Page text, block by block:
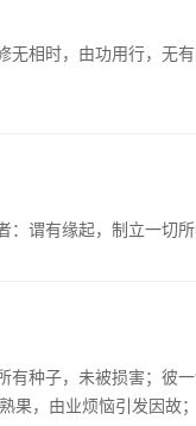
无相时，由功用行，无
：谓有缘起，制立一切所
有种子，未被损害；彼
，由业烦恼引发因故